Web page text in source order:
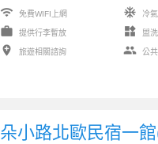
wifi 免費WIFI上網
work 提供行李暫放
add_location 旅遊相關諮詢
ac_unit 冷
widgets 盥
group
公
朵小路北歐民宿一